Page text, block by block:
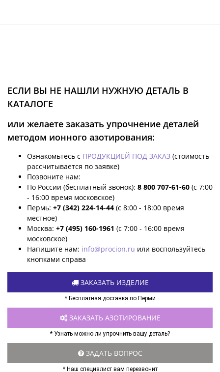
ЕСЛИ ВЫ НЕ НАШЛИ НУЖНУЮ ДЕТАЛЬ В
КАТАЛОГЕ
или желаете заказать упрочнение деталей
методом ионного азотирования:
Ознакомьтесь с ПРОДУКЦИЕЙ ПОД ЗАКАЗ (стоимость
рассчитывается по заявке)
Позвоните нам:
По России (бесплатный звонок): 8 800 707-61-60 (с 7:00
- 16:00 время московское)
Пермь: +7 (342) 224-14-44 (с 8:00 - 18:00 время
местное)
Москва: +7 (495) 160-1961 (с 7:00 - 16:00 время
московское)
Напишите нам: info@procion.ru или воспользуйтесь
кнопками справа
ЗАКАЗАТЬ ИЗДЕЛИЕ
* Бесплатная доставка по Перми
ЗАКАЗАТЬ АЗОТИРОВАНИЕ
* Узнать можно ли упрочнить вашу деталь?
ЗАДАТЬ ВОПРОС
* Наш специалист вам перезвонит